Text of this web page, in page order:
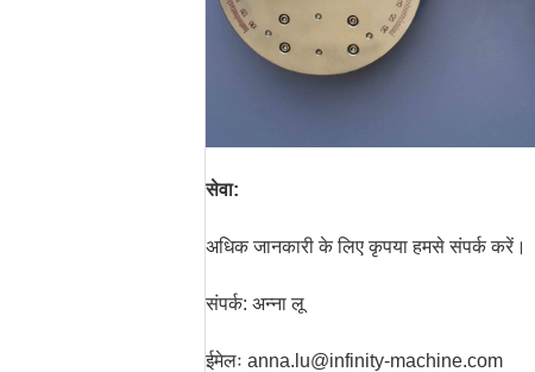
सेवा:
अधिक जानकारी के लिए कृपया हमसे संपर्क करें।
संपर्क: अन्ना लू
ईमेलः anna.lu@infinity-machine.com